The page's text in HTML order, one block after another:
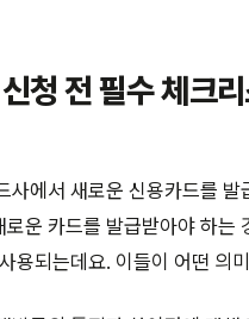
청 전 필수 체크
에서 새로운 신용카드를 발
운 카드를 발급받아야 하는
용되는데요. 이들이 어떤 의